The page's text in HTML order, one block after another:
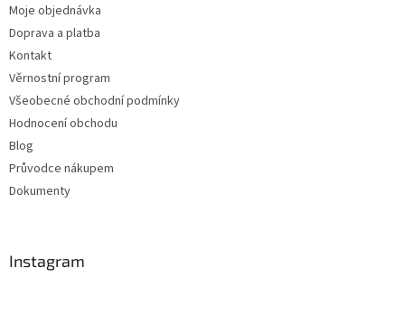
Moje objednávka
Doprava a platba
Kontakt
Věrnostní program
Všeobecné obchodní podmínky
Hodnocení obchodu
Blog
Průvodce nákupem
Dokumenty
Instagram